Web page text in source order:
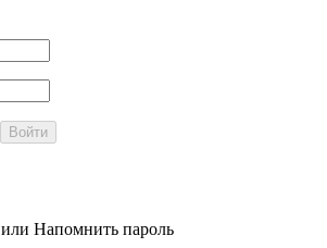
Войти
или Напомнить пароль